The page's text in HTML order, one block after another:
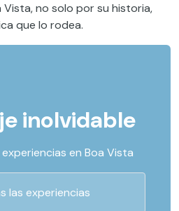
no solo por su historia,
que lo rodea.
inolvidable
en Boa Vista
las experiencias